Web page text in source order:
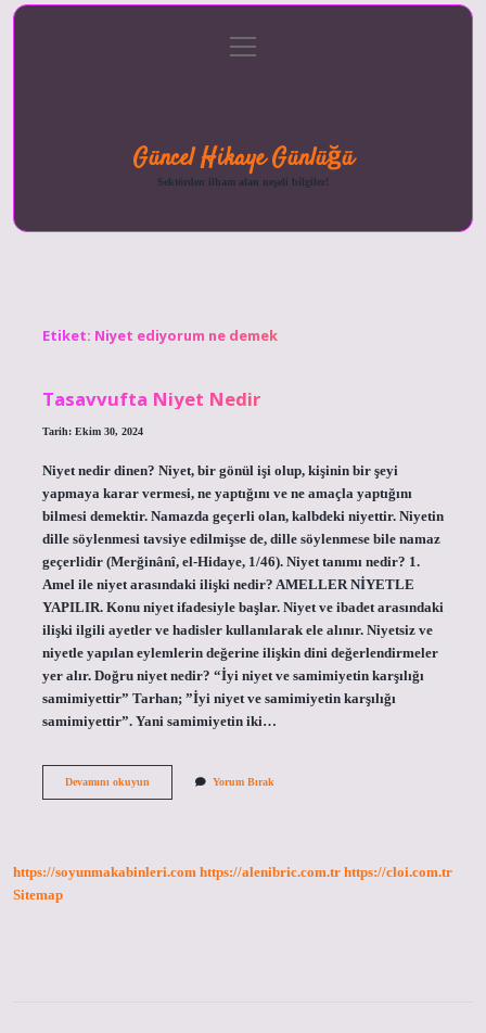
menüyü
aç
Güncel Hikaye Günlüğü
Sektörden ilham alan neşeli bilgiler!
Etiket: Niyet ediyorum ne demek
Tasavvufta Niyet Nedir
Tarih: Ekim 30, 2024
Niyet nedir dinen? Niyet, bir gönül işi olup, kişinin bir şeyi
yapmaya karar vermesi, ne yaptığını ve ne amaçla yaptığını
bilmesi demektir. Namazda geçerli olan, kalbdeki niyettir. Niyetin
dille söylenmesi tavsiye edilmişse de, dille söylenmese bile namaz
geçerlidir (Merğinânî, el-Hidaye, 1/46). Niyet tanımı nedir? 1.
Amel ile niyet arasındaki ilişki nedir? AMELLER NİYETLE
YAPILIR. Konu niyet ifadesiyle başlar. Niyet ve ibadet arasındaki
ilişki ilgili ayetler ve hadisler kullanılarak ele alınır. Niyetsiz ve
niyetle yapılan eylemlerin değerine ilişkin dini değerlendirmeler
yer alır. Doğru niyet nedir? “İyi niyet ve samimiyetin karşılığı
samimiyettir” Tarhan; ​​​​”İyi niyet ve samimiyetin karşılığı
samimiyettir”. Yani samimiyetin iki…
Devamını okuyunTasavvufta
Yorum Bırak
https://soyunmakabinleri.com https://alenibric.com.tr https://cloi.com.tr
Sitemap